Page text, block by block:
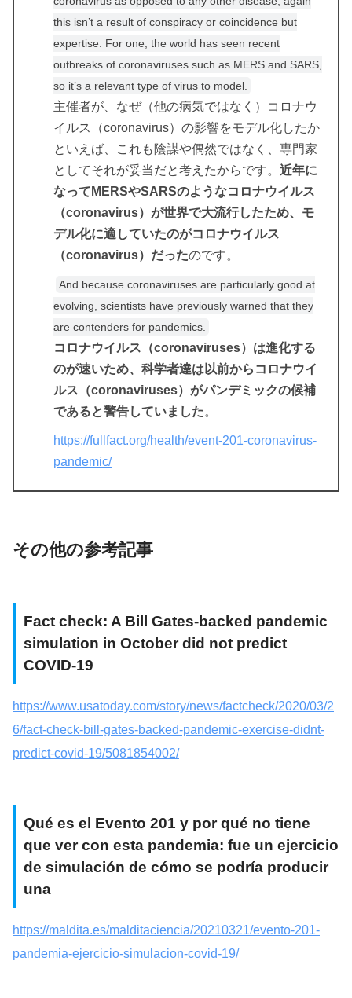
this isn’t a result of conspiracy or coincidence but
expertise. For one, the world has seen recent
outbreaks of coronaviruses such as MERS and SARS,
so it’s a relevant type of virus to model.
主催者が、なぜ（他の病気ではなく）コロナウ
イルス（coronavirus）の影響をモデル化したか
といえば、これも陰謀や偶然ではなく、専門家
としてそれが妥当だと考えたからです。 近年に
なってMERSやSARSのようなコロナウイルス
（coronavirus）が世界で大流行したため、モ
デル化に適していたのがコロナウイルス
（coronavirus）だったのです。
And because coronaviruses are particularly good at
evolving, scientists have previously warned that they
are contenders for pandemics.
コロナウイルス（coronaviruses）は進化する
のが速いため、科学者達は以前からコロナウイ
ルス（coronaviruses）がパンデミックの候補
であると警告していました。
https://fullfact.org/health/event-201-coronavirus-
pandemic/
その他の参考記事
Fact check: A Bill Gates-backed pandemic
simulation in October did not predict
COVID-19
https://www.usatoday.com/story/news/factcheck/2020/03/2
6/fact-check-bill-gates-backed-pandemic-exercise-didnt-
predict-covid-19/5081854002/
Qué es el Evento 201 y por qué no tiene
que ver con esta pandemia: fue un ejercicio
de simulación de cómo se podría producir
una
https://maldita.es/malditaciencia/20210321/evento-201-
pandemia-ejercicio-simulacion-covid-19/